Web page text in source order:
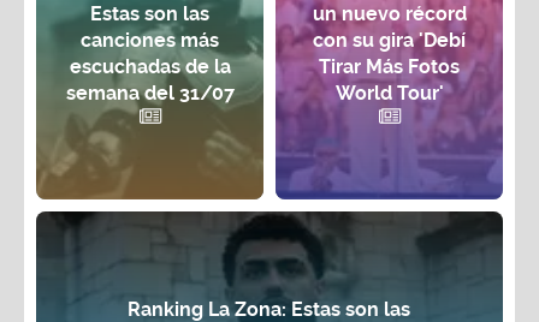
Estas son las
canciones más
escuchadas de la
semana del 31/07
un nuevo récord
con su gira 'Debí
Tirar Más Fotos
World Tour'
Ranking La Zona: Estas son las